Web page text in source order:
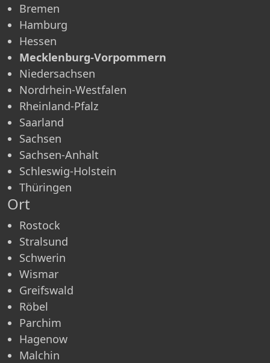
Bremen
Hamburg
Hessen
Mecklenburg-Vorpommern
Niedersachsen
Nordrhein-Westfalen
Rheinland-Pfalz
Saarland
Sachsen
Sachsen-Anhalt
Schleswig-Holstein
Thüringen
Ort
Rostock
Stralsund
Schwerin
Wismar
Greifswald
Röbel
Parchim
Hagenow
Malchin